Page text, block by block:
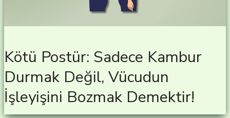
Kötü Postür: Sadece Kambur
Durmak Değil, Vücudun
İşleyişini Bozmak Demektir!